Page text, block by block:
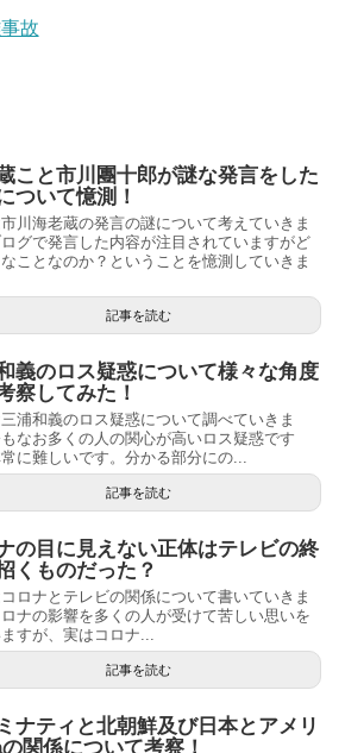
故
こと市川團十郎が謎な発言をした
ついて憶測！
川海老蔵の発言の謎について考えていきま
グで発言した内容が注目されていますがど
ことなのか？ということを憶測していきま
記事を読む
義のロス疑惑について様々な角度
察してみた！
浦和義のロス疑惑について調べていきま
なお多くの人の関心が高いロス疑惑です
に難しいです。分かる部分にの...
記事を読む
の目に見えない正体はテレビの終
くものだった？
ロナとテレビの関係について書いていきま
ナの影響を多くの人が受けて苦しい思いを
ますが、実はコロナ...
記事を読む
ナティと北朝鮮及び日本とアメリ
関係について考察！